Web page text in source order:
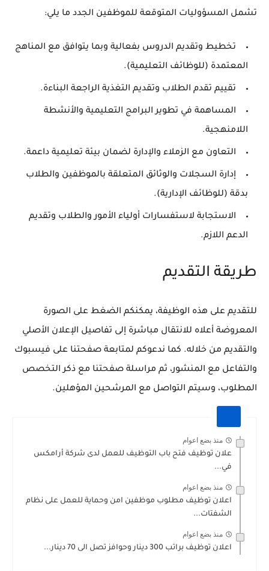
تشمل المسؤوليات المتوقعة للموظفين الجدد ما يلي:
تخطيط وتقديم الدروس بفعالية وبما يتوافق مع المناهج
المعتمدة (للوظائف التعليمية).
تقييم تقدم الطلاب وتقديم التغذية الراجعة البناءة.
المساهمة في تطوير البرامج التعليمية والأنشطة
اللامنهجية.
التعاون مع الزملاء والإدارة لضمان بيئة تعليمية داعمة.
إدارة السجلات والوثائق المتعلقة بالموظفين والطلاب
بدقة (للوظائف الإدارية).
الاستجابة لاستفسارات أولياء الأمور والطلاب وتقديم
الدعم اللازم.
طريقة التقديم
للتقديم على هذه الوظيفة، يمكنكم الضغط على الصورة
المعروضة أعلاه للانتقال مباشرة إلى تفاصيل الإعلان الأصلي
والتقديم من خلاله. كما ندعوكم لمتابعة صفحتنا على فيسبوك
والتفاعل مع المنشور، ثم مراسلة صفحتنا مع ذكر التخصص
المطلوب، وسيتم التواصل مع المرشحين المؤهلين.
منذ بضع اعوام
علان توظيف فتح باب التوظيف للعمل لدى شركة أرامكس
في...
منذ بضع اعوام
اعلان توظيف مطلوب موظفين امن وحماية للعمل على نظام
الشفتات...
منذ بضع اعوام
اعلان توظيف براتب 300 دينار وحوافز تصل الى 70 دينار...